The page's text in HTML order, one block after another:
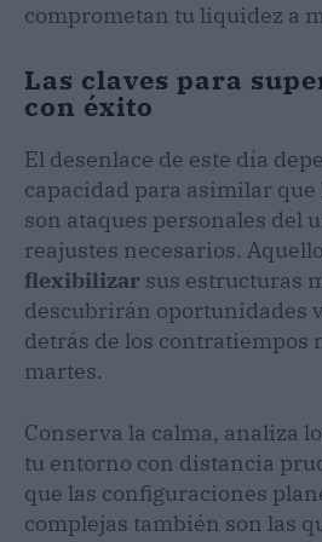
comprometan tu liquidez a
Las claves para
con éxito
El desenlace de este día
capacidad para asimilar
son ataques personales del
reajustes necesarios.
flexibilizar sus estructuras
descubrirán oportunidades
detrás de los contratiempos
martes.
Conserva la calma, analiza
tu entorno con distancia
que las configuraciones
complejas también son las